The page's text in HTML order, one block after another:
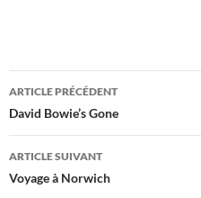
Navigation
des
articles
ARTICLE PRÉCÉDENT
David Bowie’s Gone
ARTICLE SUIVANT
Voyage à Norwich